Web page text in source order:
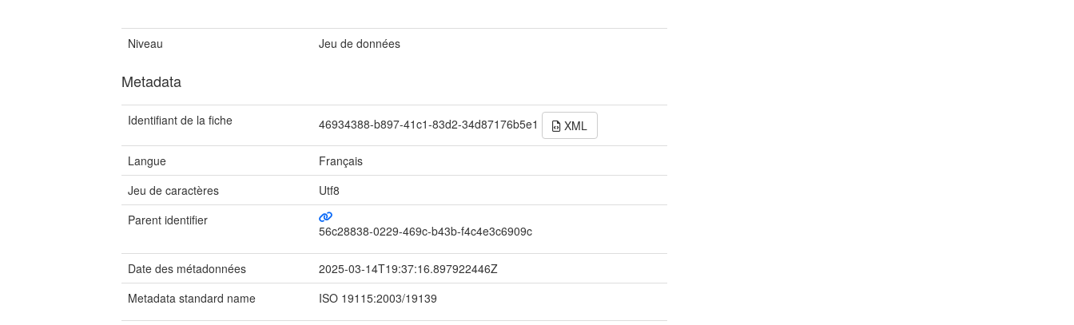
Niveau Jeu de données
Metadata
Identifiant de la fiche 46934388-b897-41c1-83d2-34d87176b5e1 XML
Langue
Français
Jeu de caractères
Utf8
Parent identifier
56c28838-0229-469c-b43b-f4c4e3c6909c
Date des métadonnées
2025-03-14T19:37:16.897922446Z
Metadata standard name
ISO 19115:2003/19139